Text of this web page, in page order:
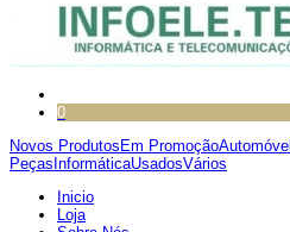
0
Novos Produtos Em PromoçãoAutomóvel
Peças InformáticaUsadosVários
Inicio
Loja